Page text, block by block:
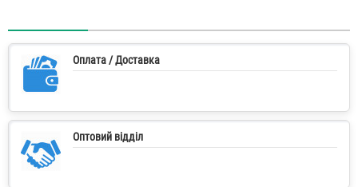
Оплата / Доставка
Оптовий відділ